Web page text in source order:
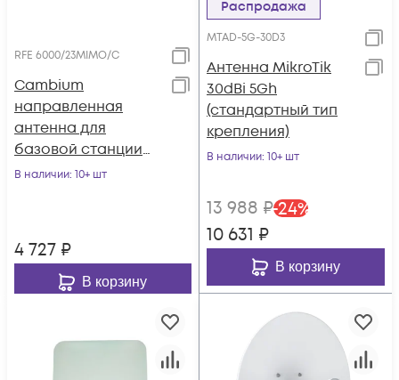
RFE 6000/23MIMO/C
Cambium
направленная
антенна для
базовой станции
ePMP 1000, 9°x15°,
В наличии: 10+ шт
4 727 ₽
В корзину
Распродажа
MTAD-5G-30D3
Антенна MikroTik
30dBi 5Gh
(стандартный тип
крепления)
В наличии: 10+ шт
13 988 ₽-24%
10 631 ₽
В корзину